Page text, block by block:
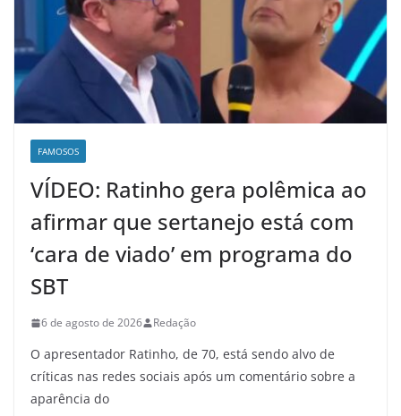
FAMOSOS
VÍDEO: Ratinho gera polêmica ao
afirmar que sertanejo está com
‘cara de viado’ em programa do
SBT
6 de agosto de 2026 Redação
O apresentador Ratinho, de 70, está sendo alvo de
críticas nas redes sociais após um comentário sobre a
aparência do